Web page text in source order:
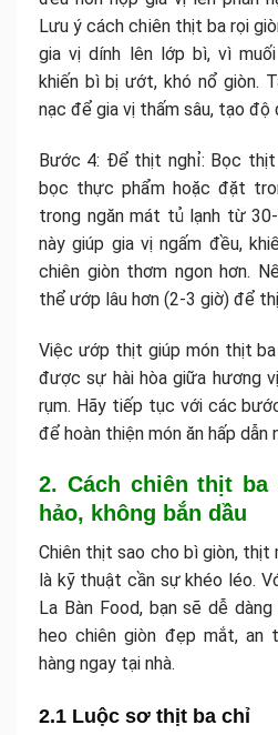
Lưu ý cách chiên thịt ba rọi
gia vị dính lên lớp bì, vì
khiến bì bị ướt, khó nổ giòn.
nạc để gia vị thấm sâu, tạo độ
Bước 4: Để thịt nghỉ: Bọc thịt
bọc thực phẩm hoặc đặt
trong ngăn mát tủ lạnh từ
này giúp gia vị ngấm đều,
chiên giòn thơm ngon hơn.
thể ướp lâu hơn (2-3 giờ) để
Việc ướp thịt giúp món thịt
được sự hài hòa giữa hương
rụm. Hãy tiếp tục với các
để hoàn thiện món ăn hấp dẫn
2. Cách chiên thịt
hảo, không bắn dầu
Chiên thịt sao cho bì giòn, thịt
là kỹ thuật cần sự khéo léo.
La Bàn Food, bạn sẽ dễ
heo chiên giòn đẹp mắt, an
hàng ngay tại nhà.
2.1 Luộc sơ thịt ba chỉ